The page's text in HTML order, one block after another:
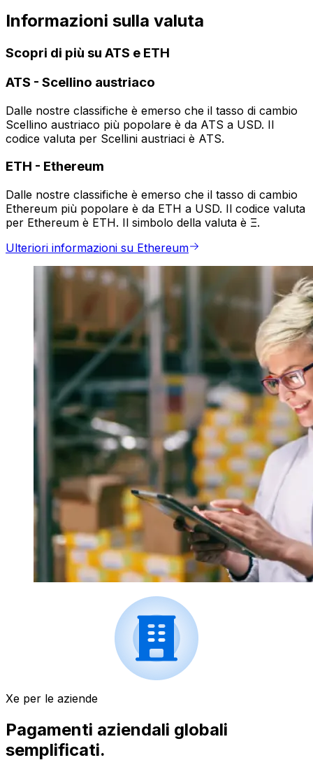
Informazioni sulla valuta
Scopri di più su ATS e ETH
ATS - Scellino austriaco
Dalle nostre classifiche è emerso che il tasso di cambio
Scellino austriaco più popolare è da ATS a USD. Il
codice valuta per Scellini austriaci è ATS.
ETH - Ethereum
Dalle nostre classifiche è emerso che il tasso di cambio
Ethereum più popolare è da ETH a USD. Il codice valuta
per Ethereum è ETH. Il simbolo della valuta è Ξ.
Ulteriori informazioni su Ethereum
Xe per le aziende
Pagamenti aziendali globali
semplificati.